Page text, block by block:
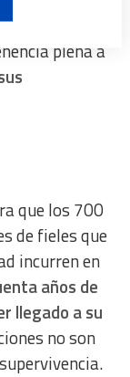
hacia
plena a
que los 700
de fieles que
incurren en
años de
llegado a su
no son
combinations